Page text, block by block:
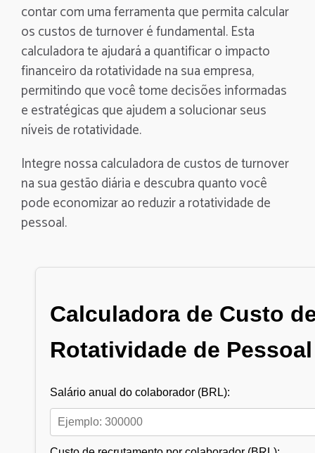
contar com uma ferramenta que permita calcular
os custos de turnover é fundamental. Esta
calculadora te ajudará a quantificar o impacto
financeiro da rotatividade na sua empresa,
permitindo que você tome decisões informadas
e estratégicas que ajudem a solucionar seus
níveis de rotatividade.
Integre nossa calculadora de custos de turnover
na sua gestão diária e descubra quanto você
pode economizar ao reduzir a rotatividade de
pessoal.